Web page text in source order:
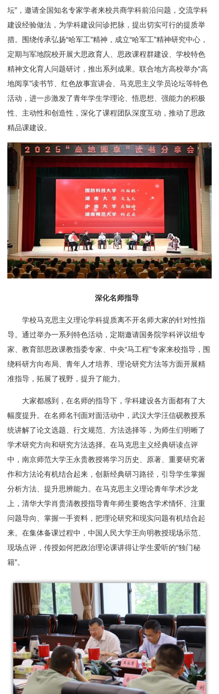
坛”，邀请全国知名专家学者来校共商学科前沿问题，交流学科
建设经验做法，为学科建设问诊把脉，提出切实可行的提质举
措。围绕传承弘扬“哈军工”精神，成立“哈军工”精神研究中心，
定期与军地院校开展大思政育人、思政课程群建设、学校特色
精神文化育人问题研讨，推出系列成果。联合地方高校举办“高
地阅享”读书节、红色故事宣讲会、马克思主义学员论坛等特色
活动，进一步激发了青年学生学理论、悟思想、强能力的积极
性、主动性和创造性，深化了课程团队深度互动，推动了思政
精品课建设。
深化名师指导
学校马克思主义理论学科提质离不开名师大家的针对性指
导。通过举办一系列特色活动，定期邀请国务院学科评议组专
家、教育部思政课教指委专家、中央“马工程”专家来校指导，围
绕科研方向布局、青年人才培养、理论研究方法等方面开展精
准指导，拓展了视野，提升了能力。
大家都感到，在名师的指导下，学科建设各方面都有了大
幅度提升。在名师名刊面对面活动中，武汉大学汪信砚教授系
统讲解了论文选题、行文规范、方法选择等，为师生们明晰了
学术研究方向和研究方法选择。在马克思主义经典研读点评
中，南京师范大学王永贵教授将学习历史、原著、重要研究著
作和方法论有机结合起来，创新经典研习路径，引导学生掌握
分析方法、提升思辨能力。在马克思主义理论青年学术沙龙
上，清华大学肖贵清教授指导青年师生要饱含学术情怀、注重
问题导向、掌握一手资料，把理论研究和现实问题有机结合起
来。在集体备课过程中，中国人民大学王向明教授现场示范、
现场点评，传授如何把政治理论课讲得让学生爱听的“独门秘
籍”。